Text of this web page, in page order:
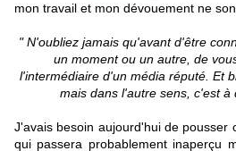
mon travail et mon dévouement ne
" N'oubliez jamais qu'avant d'être
un moment ou un autre, de
l'intermédiaire d'un média réputé. Et
mais dans l'autre sens, c'est à
J'avais besoin aujourd'hui de pousser
qui passera probablement inaperçu